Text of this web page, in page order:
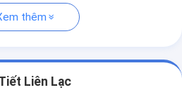
thêm
Liên Lạc